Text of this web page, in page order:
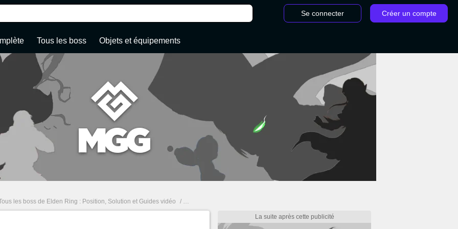
Se connecter Créer un compte
Tous les boss Objets et équipements
les boss de Elden Ring : Position, Solution et Guides vidéo / Lansseax Dragon ancien Elden Ring : Où trouver ce boss et comment le battre ?